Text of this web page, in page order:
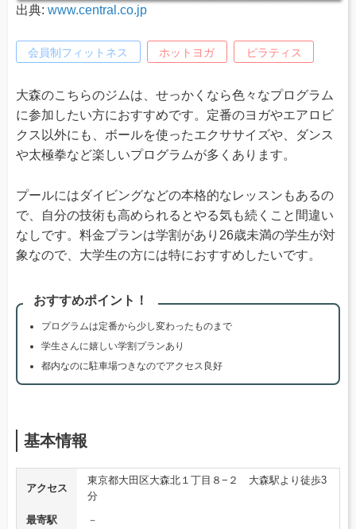
出典: www.central.co.jp
会員制フィットネス ホットヨガ ピラティス
大森のこちらのジムは、せっかくなら色々なプログラム
に参加したい方におすすめです。定番のヨガやエアロビ
クス以外にも、ボールを使ったエクササイズや、ダンス
や太極拳など楽しいプログラムが多くあります。
プールにはダイビングなどの本格的なレッスンもあるの
で、自分の技術も高められるとやる気も続くこと間違い
なしです。料金プランは学割があり26歳未満の学生が対
象なので、大学生の方には特におすすめしたいです。
おすすめポイント！
プログラムは定番から少し変わったものまで
学生さんに嬉しい学割プランあり
都内なのに駐車場つきなのでアクセス良好
基本情報
アクセス
東京都大田区大森北１丁目８−２ 大森駅より徒歩3
分
最寄駅
－